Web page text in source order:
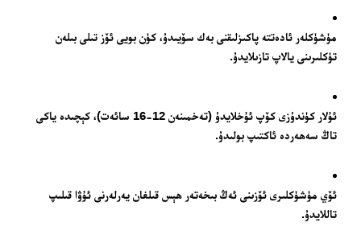
مۈشۈكلەر ئادەتتە پاكىزلىقنى بەك سۆيىدۇ، كۈن بويى ئۆز تىلى بىلەن
تۈكلىرىنى يالاپ تازىلايدۇ.
ئۇلار كۈندۈزى كۆپ ئۇخلايدۇ (تەخمىنەن 12-16 سائەت)، كېچىدە ياكى
تاڭ سەھەردە ئاكتىپ بولىدۇ.
ئۆي مۈشۈكلىرى ئۆزىنى ئەڭ بىخەتەر ھېس قىلغان يەرلەرنى ئۇۋا قىلىپ
تاللايدۇ.